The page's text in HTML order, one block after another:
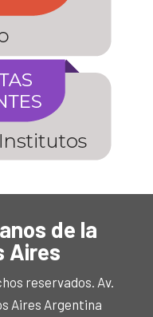
de la
Aires
reservados. Av.
Aires Argentina